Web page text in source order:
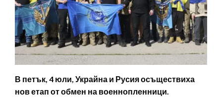
В петък, 4 юли, Украйна и Русия осъществиха
нов етап от обмен на военнопленници.